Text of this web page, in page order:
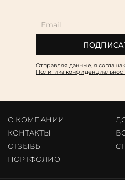
Отправляя данные, я
Политика
О КОМПАНИИ
КОНТАКТЫ
ОТЗЫВЫ
ПОРТФОЛИО